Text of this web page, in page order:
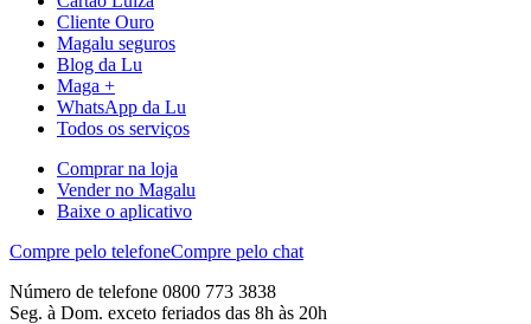
Cliente Ouro
Magalu seguros
Blog da Lu
Maga +
WhatsApp da Lu
Todos os serviços
Comprar na loja
Vender no Magalu
Baixe o aplicativo
Compre pelo telefoneCompre pelo chat
Número de telefone 0800 773 3838
Seg. à Dom. exceto feriados das 8h às 20h